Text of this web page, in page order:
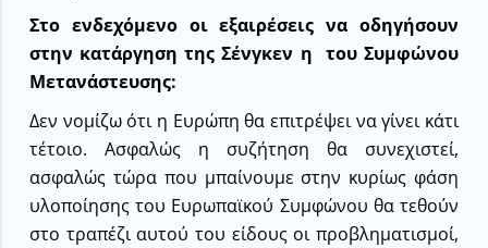
Στο ενδεχόμενο οι εξαιρέσεις να οδηγήσουν
στην κατάργηση της Σένγκεν η του Συμφώνου
Μετανάστευσης:
Δεν νομίζω ότι η Ευρώπη θα επιτρέψει να γίνει κάτι
τέτοιο. Ασφαλώς η συζήτηση θα συνεχιστεί,
ασφαλώς τώρα που μπαίνουμε στην κυρίως φάση
υλοποίησης του Ευρωπαϊκού Συμφώνου θα τεθούν
στο τραπέζι αυτού του είδους οι προβληματισμοί,